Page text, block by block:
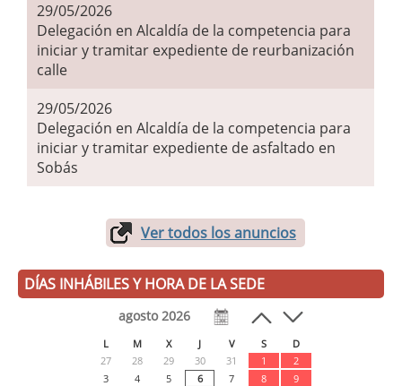
29/05/2026
Delegación en Alcaldía de la competencia para
iniciar y tramitar expediente de reurbanización
calle
29/05/2026
Delegación en Alcaldía de la competencia para
iniciar y tramitar expediente de asfaltado en
Sobás
Ver todos los anuncios
DÍAS INHÁBILES Y HORA DE LA SEDE
agosto 2026
L M X J V S
D
27
28 29 30 31 1
2
3
4 5 6 7 8
9